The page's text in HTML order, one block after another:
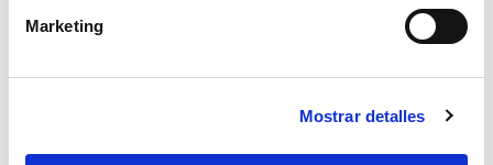
Marketing
Mostrar detalles
constatado que el papel de los Centros
Tecnológicos en el País Vasco es un factor de
la mayor trascendencia para explicar las
España, tanto respecto de sus niveles de I+D
empresarial como en cuanto a su desempeño